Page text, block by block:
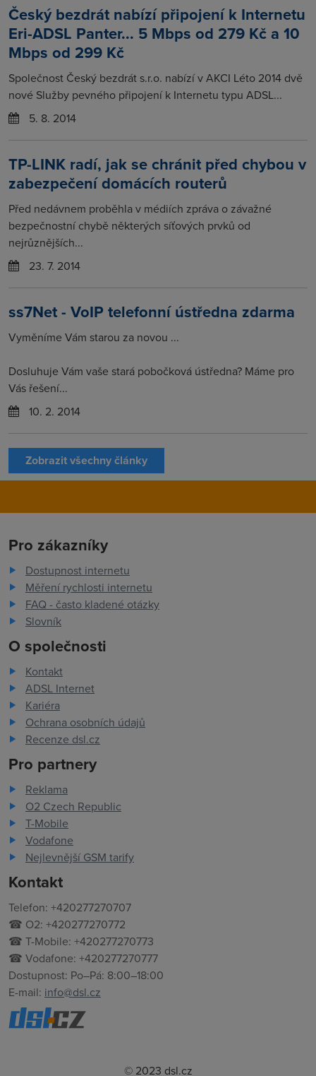
Český bezdrát nabízí připojení k Internetu
Eri-ADSL Panter... 5 Mbps od 279 Kč a 10
Mbps od 299 Kč
Společnost Český bezdrát s.r.o. nabízí v AKCI Léto 2014 dvě
nové Služby pevného připojení k Internetu typu ADSL...
5. 8. 2014
TP-LINK radí, jak se chránit před chybou v
zabezpečení domácích routerů
Před nedávnem proběhla v médiích zpráva o závažné
bezpečnostní chybě některých síťových prvků od
nejrůznějších...
23. 7. 2014
ss7Net - VoIP telefonní ústředna zdarma
Vyměníme Vám starou za novou ...
Dosluhuje Vám vaše stará pobočková ústředna? Máme pro
Vás řešení...
10. 2. 2014
Zobrazit všechny články
Pro zákazníky
Dostupnost internetu
Měření rychlosti internetu
FAQ - často kladené otázky
Slovník
O společnosti
Kontakt
ADSL Internet
Kariéra
Ochrana osobních údajů
Recenze dsl.cz
Pro partnery
Reklama
O2 Czech Republic
T-Mobile
Vodafone
Nejlevnější GSM tarify
Kontakt
Telefon: +420277270707
☎ O2: +420277270772
☎ T-Mobile: +420277270773
☎ Vodafone: +420277270777
Dostupnost: Po–Pá: 8:00–18:00
E-mail: info@dsl.cz
© 2023 dsl.cz